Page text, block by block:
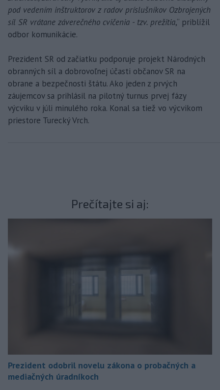
pod vedením inštruktorov z radov príslušníkov Ozbrojených
síl SR vrátane záverečného cvičenia - tzv. prežitia,“ priblížil
odbor komunikácie.
Prezident SR od začiatku podporuje projekt Národných
obranných síl a dobrovoľnej účasti občanov SR na
obrane a bezpečnosti štátu. Ako jeden z prvých
záujemcov sa prihlásil na pilotný turnus prvej fázy
výcviku v júli minulého roka. Konal sa tiež vo výcvikom
priestore Turecký Vrch.
Prečítajte si aj:
Prezident odobril novelu zákona o probačných a
mediačných úradníkoch